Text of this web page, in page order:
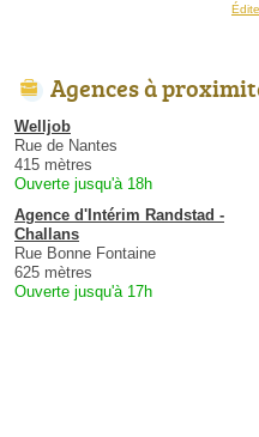
Agences à
Welljob
Rue de Nantes
415 mètres
Ouverte jusqu'à 18h
Agence d'Intérim Randstad -
Challans
Rue Bonne Fontaine
625 mètres
Ouverte jusqu'à 17h